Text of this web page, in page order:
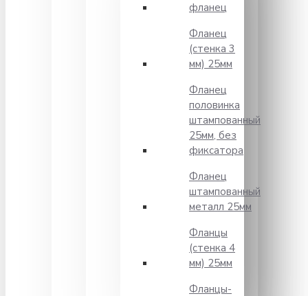
фланец
Фланец
(стенка 3
мм) 25мм
Фланец
половинка
штампованный
25мм, без
фиксатора
Фланец
штампованный
металл 25мм
Фланцы
(стенка 4
мм) 25мм
Фланцы-